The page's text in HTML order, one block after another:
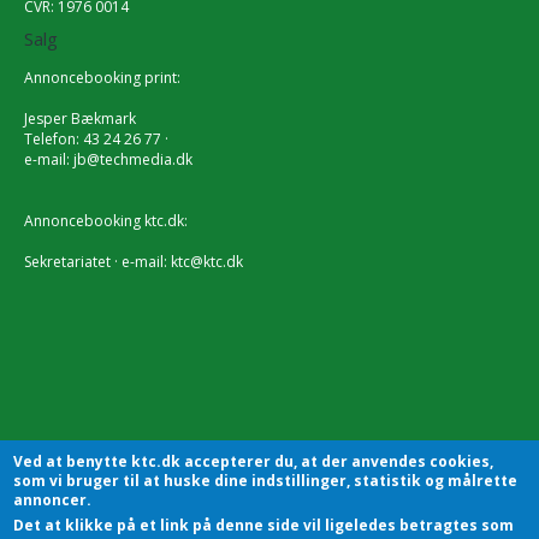
CVR: 1976 0014
Salg
Annoncebooking print:
Jesper Bækmark
Telefon: 43 24 26 77 ·
e-mail: jb@techmedia.dk
Annoncebooking ktc.dk:
Sekretariatet · e-mail: ktc@ktc.dk
Ved at benytte ktc.dk accepterer du, at der anvendes cookies,
som vi bruger til at huske dine indstillinger, statistik og målrette
annoncer.
Det at klikke på et link på denne side vil ligeledes betragtes som